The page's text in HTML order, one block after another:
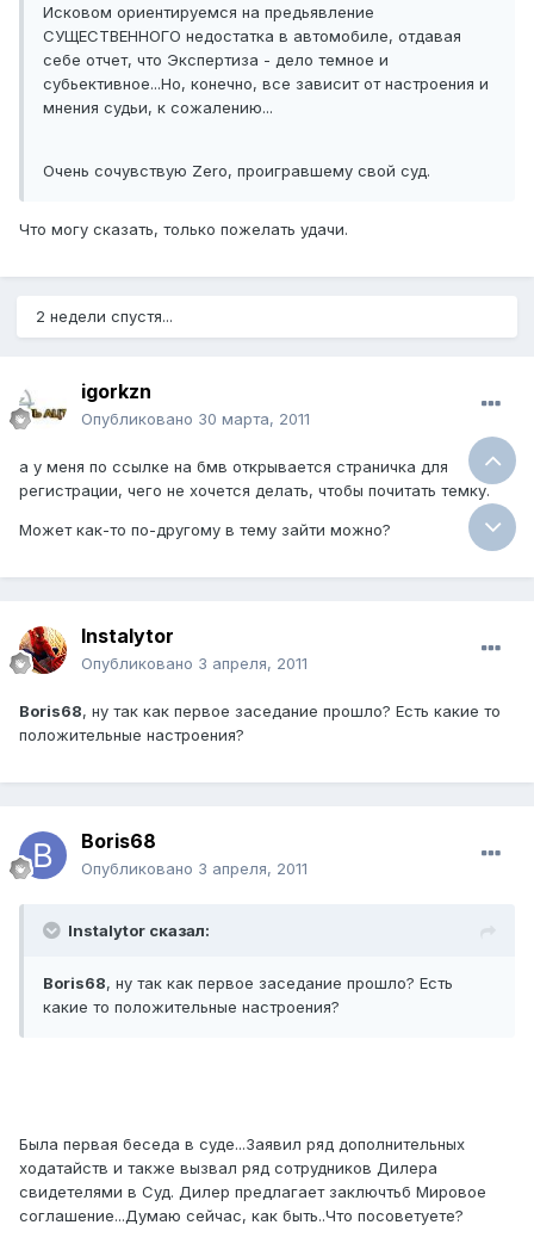
Исковом ориентируемся на предьявление
СУЩЕСТВЕННОГО недостатка в автомобиле, отдавая
себе отчет, что Экспертиза - дело темное и
субьективное...Но, конечно, все зависит от настроения и
мнения судьи, к сожалению...
Очень сочувствую Zerо, проигравшему свой суд.
Что могу сказать, только пожелать удачи.
2 недели спустя...
igorkzn
Опубликовано 30 марта, 2011
а у меня по ссылке на бмв открывается страничка для
регистрации, чего не хочется делать, чтобы почитать темку.
Может как-то по-другому в тему зайти можно?
Instalytor
Опубликовано 3 апреля, 2011
Boris68, ну так как первое заседание прошло? Есть какие то
положительные настроения?
Boris68
Опубликовано 3 апреля, 2011
Instalytor сказал:
Boris68, ну так как первое заседание прошло? Есть
какие то положительные настроения?
Была первая беседа в суде...Заявил ряд дополнительных
ходатайств и также вызвал ряд сотрудников Дилера
свидетелями в Суд. Дилер предлагает заключтьб Мировое
соглашение...Думаю сейчас, как быть..Что посоветуете?